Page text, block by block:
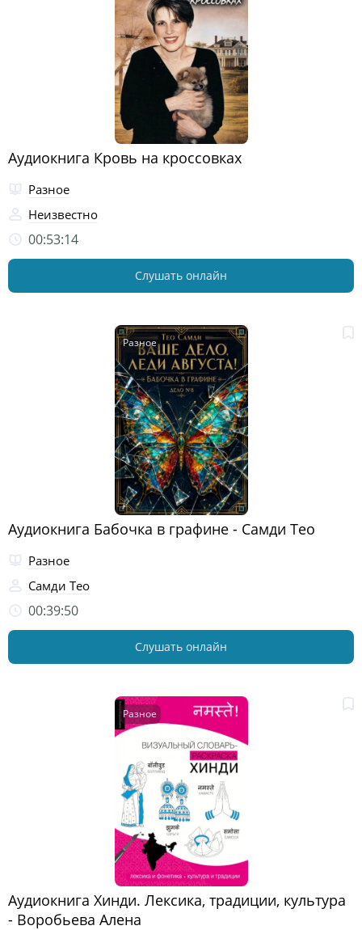
Аудиокнига Кровь на кроссовках
Разное
Неизвестно
00:53:14
Слушать онлайн
Разное
Аудиокнига Бабочка в графине - Самди Тео
Разное
Самди Тео
00:39:50
Слушать онлайн
Разное
Аудиокнига Хинди. Лексика, традиции, культура
- Воробьева Алена